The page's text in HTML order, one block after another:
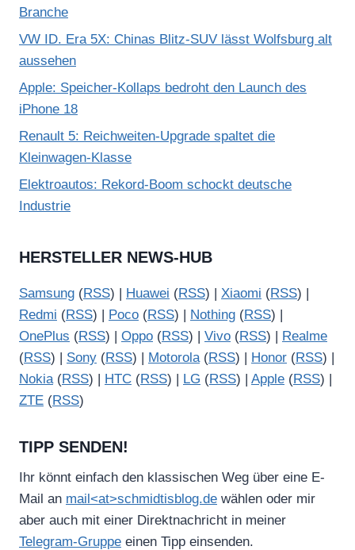
Branche
VW ID. Era 5X: Chinas Blitz-SUV lässt Wolfsburg alt
aussehen
Apple: Speicher-Kollaps bedroht den Launch des
iPhone 18
Renault 5: Reichweiten-Upgrade spaltet die
Kleinwagen-Klasse
Elektroautos: Rekord-Boom schockt deutsche
Industrie
HERSTELLER NEWS-HUB
Samsung (RSS) | Huawei (RSS) | Xiaomi (RSS) |
Redmi (RSS) | Poco (RSS) | Nothing (RSS) |
OnePlus (RSS) | Oppo (RSS) | Vivo (RSS) |
Realme
(RSS) | Sony (RSS) | Motorola(RSS) | Honor (RSS) |
Nokia(RSS) | HTC (RSS) | LG (RSS) | Apple (RSS) |
ZTE (RSS)
TIPP SENDEN!
Ihr könnt einfach den klassischen Weg über eine E-
Mail an mail<at>schmidtisblog.de wählen oder mir
aber auch mit einer Direktnachricht in meiner
Telegram-Gruppe einen Tipp einsenden.